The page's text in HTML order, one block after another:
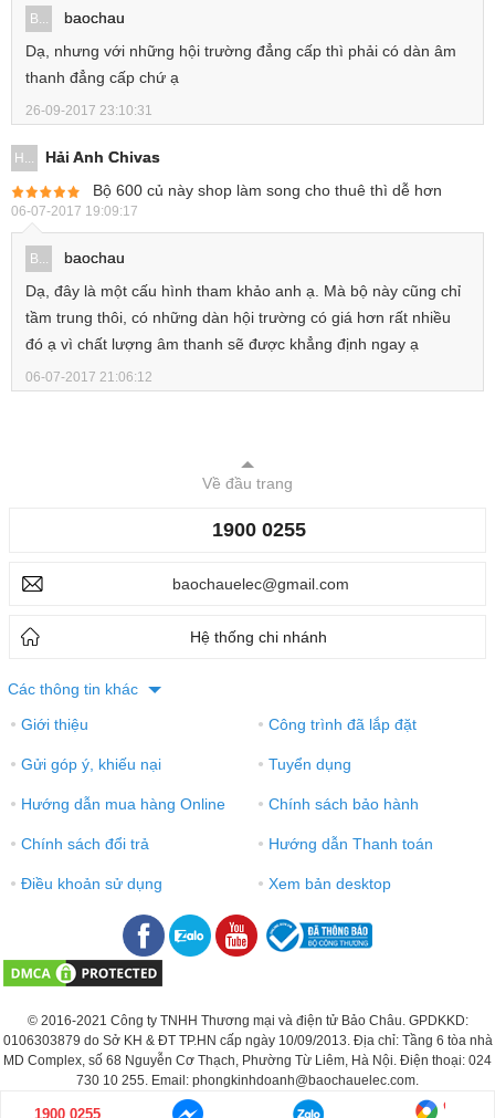
B...
baochau
Dạ, nhưng với những hội trường đẳng cấp thì phải có dàn âm
thanh đẳng cấp chứ ạ
26-09-2017 23:10:31
H...
Hải Anh Chivas
Bộ 600 củ này shop làm song cho thuê thì dễ hơn
06-07-2017 19:09:17
B...
baochau
Dạ, đây là một cấu hình tham khảo anh ạ. Mà bộ này cũng chỉ
tầm trung thôi, có những dàn hội trường có giá hơn rất nhiều
đó ạ vì chất lượng âm thanh sẽ được khẳng định ngay ạ
06-07-2017 21:06:12
Về đầu trang
1900 0255
baochauelec@gmail.com
Hệ thống chi nhánh
Các thông tin khác
● Giới thiệu ● Công trình đã lắp đặt
● Gửi góp ý, khiếu nại ● Tuyển dụng
● Hướng dẫn mua hàng Online ● Chính sách bảo hành
● Chính sách đổi trả ● Hướng dẫn Thanh toán
● Điều khoản sử dụng ● Xem bản desktop
© 2016-2021 Công ty TNHH Thương mại và điện tử Bảo Châu. GPDKKD:
0106303879 do Sở KH & ĐT TP.HN cấp ngày 10/09/2013. Địa chỉ: Tầng 6 tòa nhà
MD Complex, số 68 Nguyễn Cơ Thạch, Phường Từ Liêm, Hà Nội. Điện thoại: 024
730 10 255. Email: phongkinhdoanh@baochauelec.com.
1900 0255